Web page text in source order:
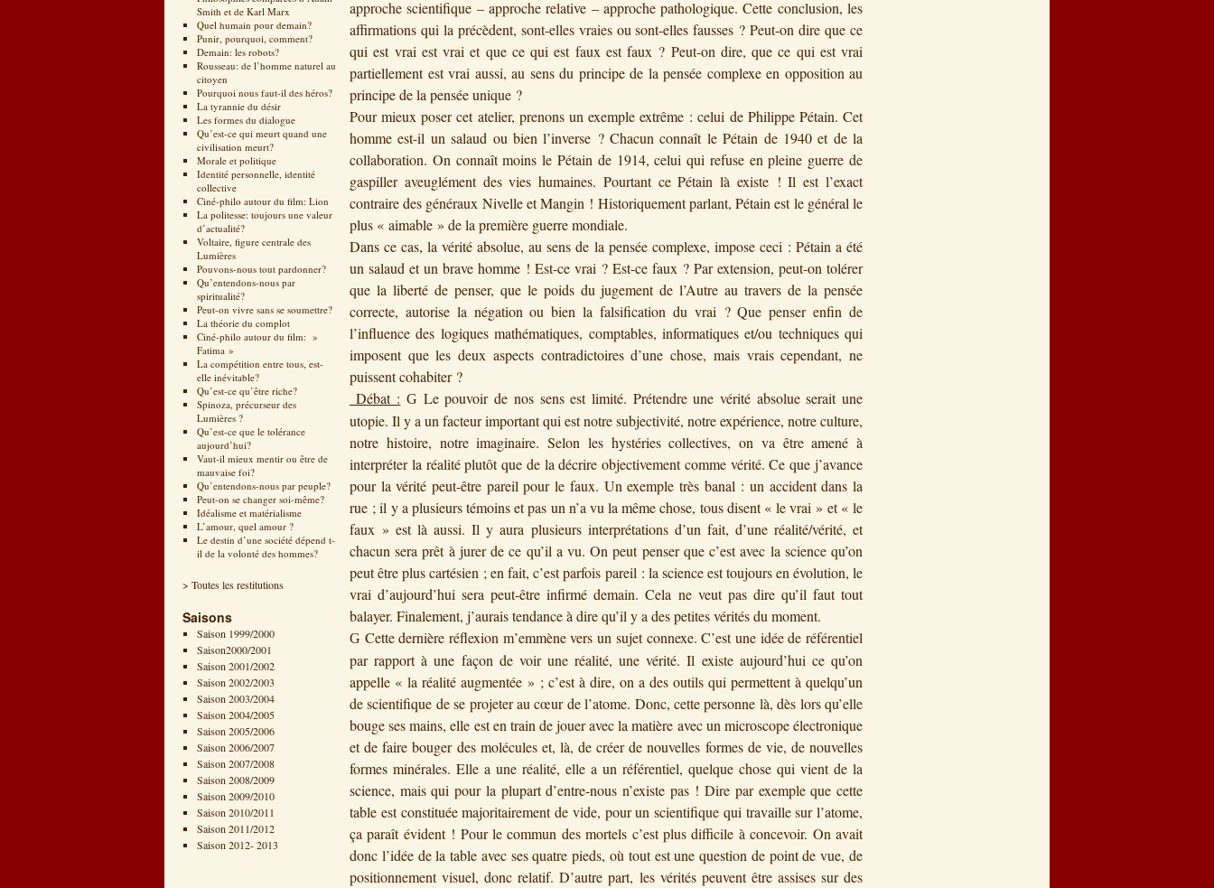
Smith et de Karl Marx
Quel humain pour demain?
Punir, pourquoi, comment?
Demain: les robots?
Rousseau: de l’homme naturel au
citoyen
Pourquoi nous faut-il des héros?
La tyrannie du désir
Les formes du dialogue
Qu’est-ce qui meurt quand une
civilisation meurt?
Morale et politique
Identité personnelle, identité
collective
Ciné-philo autour du film: Lion
La politesse: toujours une valeur
d’actualité?
Voltaire, figure centrale des
Lumières
Pouvons-nous tout pardonner?
Qu’entendons-nous par
spiritualité?
Peut-on vivre sans se soumettre?
La théorie du complot
Ciné-philo autour du film: »
Fatima »
La compétition entre tous, est-
elle inévitable?
Qu’est-ce qu’être riche?
Spinoza, précurseur des
Lumières ?
Qu’est-ce que le tolérance
aujourd’hui?
Vaut-il mieux mentir ou être de
mauvaise foi?
Qu’entendons-nous par peuple?
Peut-on se changer soi-même?
Idéalisme et matérialisme
L’amour, quel amour ?
Le destin d’une société dépend t-
il de la volonté des hommes?
> Toutes les restitutions
Saisons
Saison 1999/2000
Saison2000/2001
Saison 2001/2002
Saison 2002/2003
Saison 2003/2004
Saison 2004/2005
Saison 2005/2006
Saison 2006/2007
Saison 2007/2008
Saison 2008/2009
Saison 2009/2010
Saison 2010/2011
Saison 2011/2012
Saison 2012- 2013
approche scientifique – approche relative – approche pathologique. Cette conclusion, les
affirmations qui la précèdent, sont-elles vraies ou sont-elles fausses ? Peut-on dire que ce
qui est vrai est vrai et que ce qui est faux est faux ? Peut-on dire, que ce qui est vrai
partiellement est vrai aussi, au sens du principe de la pensée complexe en opposition au
principe de la pensée unique ?
Pour mieux poser cet atelier, prenons un exemple extrême : celui de Philippe Pétain. Cet
homme est-il un salaud ou bien l’inverse ? Chacun connaît le Pétain de 1940 et de la
collaboration. On connaît moins le Pétain de 1914, celui qui refuse en pleine guerre de
gaspiller aveuglément des vies humaines. Pourtant ce Pétain là existe ! Il est l’exact
contraire des généraux Nivelle et Mangin ! Historiquement parlant, Pétain est le général le
plus « aimable » de la première guerre mondiale.
Dans ce cas, la vérité absolue, au sens de la pensée complexe, impose ceci : Pétain a été
un salaud et un brave homme ! Est-ce vrai ? Est-ce faux ? Par extension, peut-on tolérer
que la liberté de penser, que le poids du jugement de l’Autre au travers de la pensée
correcte, autorise la négation ou bien la falsification du vrai ? Que penser enfin de
l’influence des logiques mathématiques, comptables, informatiques et/ou techniques qui
imposent que les deux aspects contradictoires d’une chose, mais vrais cependant, ne
puissent cohabiter ?
Débat : G Le pouvoir de nos sens est limité. Prétendre une vérité absolue serait une
utopie. Il y a un facteur important qui est notre subjectivité, notre expérience, notre culture,
notre histoire, notre imaginaire. Selon les hystéries collectives, on va être amené à
interpréter la réalité plutôt que de la décrire objectivement comme vérité. Ce que j’avance
pour la vérité peut-être pareil pour le faux. Un exemple très banal : un accident dans la
rue ; il y a plusieurs témoins et pas un n’a vu la même chose, tous disent « le vrai » et « le
faux » est là aussi. Il y aura plusieurs interprétations d’un fait, d’une réalité/vérité, et
chacun sera prêt à jurer de ce qu’il a vu. On peut penser que c’est avec la science qu’on
peut être plus cartésien ; en fait, c’est parfois pareil : la science est toujours en évolution, le
vrai d’aujourd’hui sera peut-être infirmé demain. Cela ne veut pas dire qu’il faut tout
balayer. Finalement, j’aurais tendance à dire qu’il y a des petites vérités du moment.
G Cette dernière réflexion m’emmène vers un sujet connexe. C’est une idée de référentiel
par rapport à une façon de voir une réalité, une vérité. Il existe aujourd’hui ce qu’on
appelle « la réalité augmentée » ; c’est à dire, on a des outils qui permettent à quelqu’un
de scientifique de se projeter au cœur de l’atome. Donc, cette personne là, dès lors qu’elle
bouge ses mains, elle est en train de jouer avec la matière avec un microscope électronique
et de faire bouger des molécules et, là, de créer de nouvelles formes de vie, de nouvelles
formes minérales. Elle a une réalité, elle a un référentiel, quelque chose qui vient de la
science, mais qui pour la plupart d’entre-nous n’existe pas ! Dire par exemple que cette
table est constituée majoritairement de vide, pour un scientifique qui travaille sur l’atome,
ça paraît évident ! Pour le commun des mortels c’est plus difficile à concevoir. On avait
donc l’idée de la table avec ses quatre pieds, où tout est une question de point de vue, de
positionnement visuel, donc relatif. D’autre part, les vérités peuvent être assises sur des